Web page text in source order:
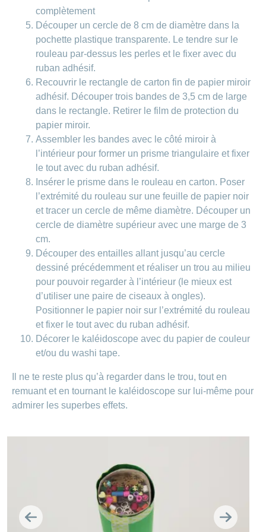
complètement
Découper un cercle de 8 cm de diamètre dans la
pochette plastique transparente. Le tendre sur le
rouleau par-dessus les perles et le fixer avec du
ruban adhésif.
Recouvrir le rectangle de carton fin de papier miroir
adhésif. Découper trois bandes de 3,5 cm de large
dans le rectangle. Retirer le film de protection du
papier miroir.
Assembler les bandes avec le côté miroir à
l’intérieur pour former un prisme triangulaire et fixer
le tout avec du ruban adhésif.
Insérer le prisme dans le rouleau en carton. Poser
l’extrémité du rouleau sur une feuille de papier noir
et tracer un cercle de même diamètre. Découper un
cercle de diamètre supérieur avec une marge de 3
cm.
Découper des entailles allant jusqu’au cercle
dessiné précédemment et réaliser un trou au milieu
pour pouvoir regarder à l’intérieur (le mieux est
d’utiliser une paire de ciseaux à ongles).
Positionner le papier noir sur l’extrémité du rouleau
et fixer le tout avec du ruban adhésif.
Décorer le kaléidoscope avec du papier de couleur
et/ou du washi tape.
Il ne te reste plus qu’à regarder dans le trou, tout en
remuant et en tournant le kaléidoscope sur lui-même pour
admirer les superbes effets.
Retour